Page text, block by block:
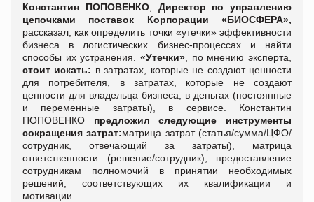
Константин ПОПОВЕНКО, Директор по управлению
цепочками поставок
Корпорации «БИОСФЕРА»,
рассказал, как определить точки «утечки» эффективности
бизнеса в логистических бизнес-процессах и найти
способы их устранения. «Утечки» , по мнению эксперта,
стоит искать: в затратах, которые не создают ценности
для потребителя, в затратах, которые не создают
ценности для владельца бизнеса, в деньгах (постоянные
и переменные затраты), в сервисе. Константин
ПОПОВЕНКО предложил следующие инструменты
сокращения затрат:матрица затрат (статья/сумма/ЦФО/
сотрудник, отвечающий за затраты), матрица
ответственности (решение/сотрудник), предоставление
сотрудникам полномочий в принятии необходимых
решений, соответствующих их квалификации и
мотивации.